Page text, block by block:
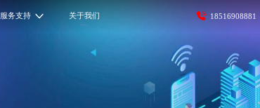
服务支持 关于我们 18516908881